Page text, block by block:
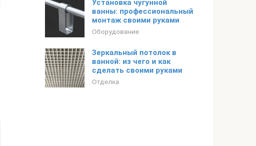
Установка чугунной
ванны: профессиональный
монтаж своими руками
Оборудование
Зеркальный потолок в
ванной: из чего и как
сделать своими руками
Отделка